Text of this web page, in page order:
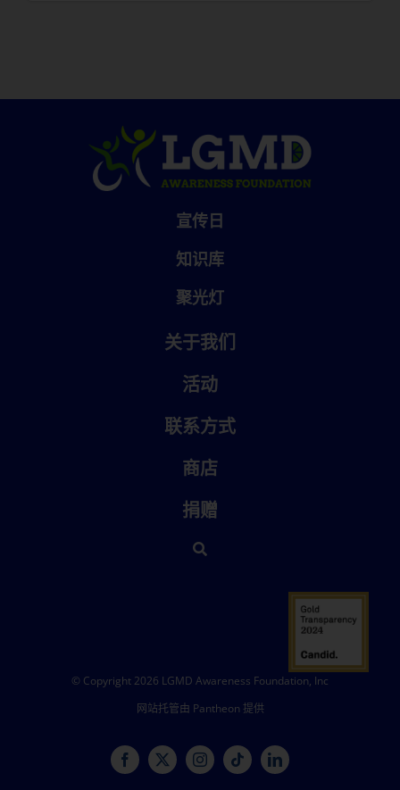
宣传日
知识库
聚光灯
关于我们
活动
联系方式
商店
捐赠
© Copyright 2026 LGMD Awareness Foundation, Inc
网站托管由 Pantheon 提供